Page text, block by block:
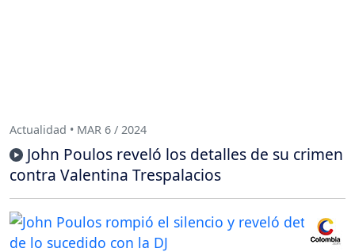
Actualidad • MAR 6 / 2024
John Poulos reveló los detalles de su crimen
contra Valentina Trespalacios